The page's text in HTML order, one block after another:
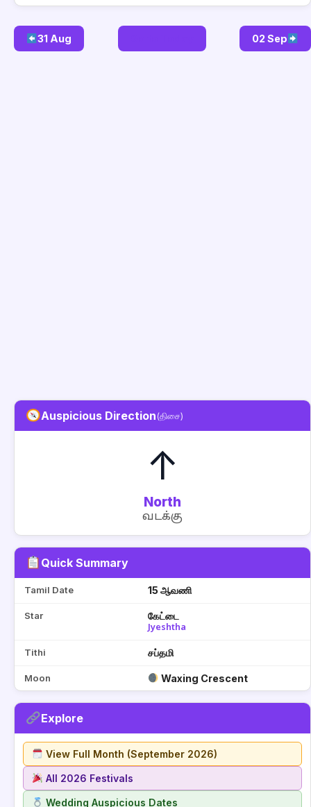
31 Aug 02 Sep
Auspicious Direction(திசை)
↑
North
வடக்கு
Quick Summary
Tamil Date 15 ஆவணி
Star கேட்டை
Jyeshtha
Tithi சப்தமி
Moon Waxing Crescent
Explore
View Full Month (September 2026)
All 2026 Festivals
Wedding Auspicious Dates